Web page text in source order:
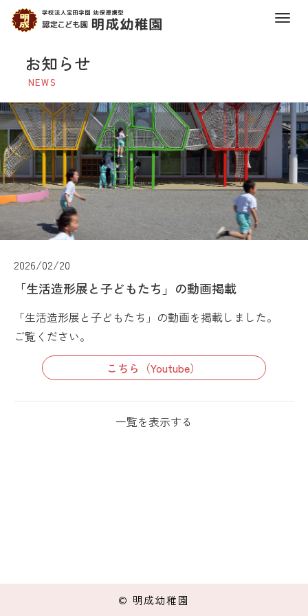
M
お知らせ
NEWS
2026/02/20
「生活造形展と子どもたち」の動画掲載
「生活造形展と子どもたち」の動画を掲載しました。
ご覧ください。
こちら（Youtube）
一覧を表示する
© 明成幼稚園